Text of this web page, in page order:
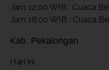
Jam 12:00 WIB : Cuaca
Jam 18:00 WIB : Cuaca
Kab. Pekalongan
Hari ini